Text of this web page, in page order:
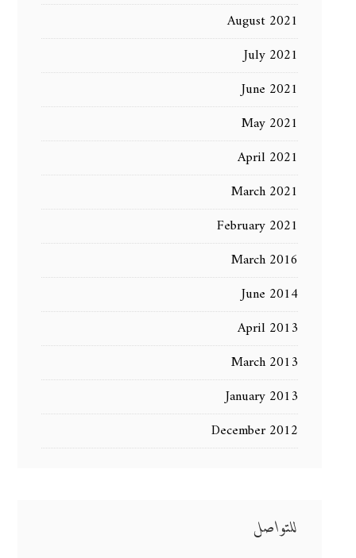
August 2021
July 2021
June 2021
May 2021
April 2021
March 2021
February 2021
March 2016
June 2014
April 2013
March 2013
January 2013
December 2012
للتواصل